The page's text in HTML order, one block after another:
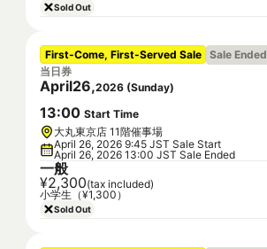
Sold Out
First-Come, First-Served Sale Sale Ended
当日券
April26,2026 (Sunday)
13:00 Start Time
大丸東京店 11階催事場
April 26, 2026 9:45 JST Sale Start
April 26, 2026 13:00 JST Sale Ended
一般
¥2,300(tax included)
小学生（¥1,300）
Sold Out